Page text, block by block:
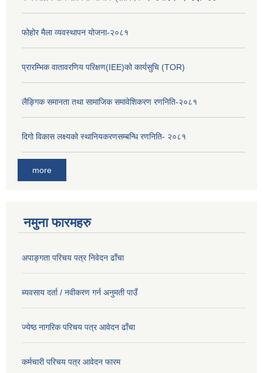
फोहोर मैला व्यवस्थापन योजना-२०८१
प्रारम्भिक वातावरणिय परिक्षण(IEE)को कार्यसुचि (TOR)
लैङ्‍गिक समानता तथा सामाजिक समावेशिकरण रणनिति-२०८१
दिगो विकास लक्ष्यको स्थानियकरणसम्बन्धि रणनिति- २०८१
more
नमुना फारमहरु
अपाङ्गता परिचय पत्र निवेदन ढाँचा
ब्यवसाय दर्ता / नवीकरण गर्न अनुमती पाउँ
ज्येष्ठ नागरिक परिचय पत्र आवेदन ढाँचा
कर्मचारी परिचय पत्र आवेदन फारम